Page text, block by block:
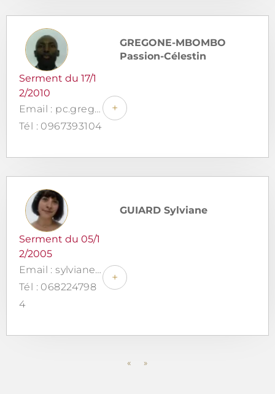
GREGONE-MBOMBO
Passion-Célestin
Serment du 17/1
2/2010
Email : pc.gregone.avocat@outlook.fr
Tél : 0967393104
+
GUIARD Sylviane
Serment du 05/1
2/2005
Email : sylviane-guiard@guiard-avocat.fr
Tél : 068224798
4
+
« »